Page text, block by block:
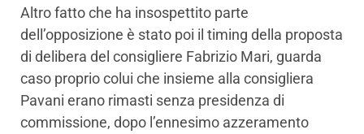
Altro fatto che ha insospettito parte
dell’opposizione è stato poi il timing della proposta
di delibera del consigliere Fabrizio Mari, guarda
caso proprio colui che insieme alla consigliera
Pavani erano rimasti senza presidenza di
commissione, dopo l’ennesimo azzeramento